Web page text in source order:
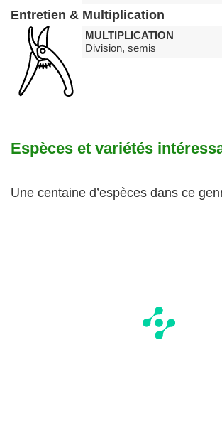
Entretien & Multiplication
MULTIPLICATION
Division, semis
Espèces et variétés
Une centaine d’espèces dans ce